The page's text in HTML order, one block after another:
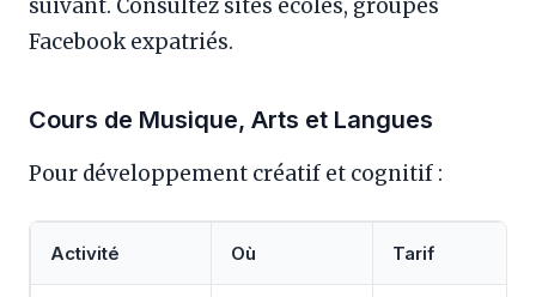
suivant. Consultez sites écoles, groupes
Facebook expatriés.
Cours de Musique, Arts et Langues
Pour développement créatif et cognitif :
Activité Où Tarif